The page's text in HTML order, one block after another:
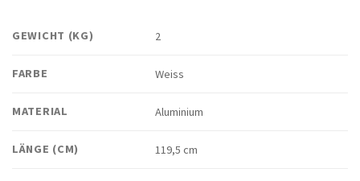
GEWICHT (KG) 2
FARBE Weiss
MATERIAL Aluminium
LÄNGE (CM) 119,5 cm